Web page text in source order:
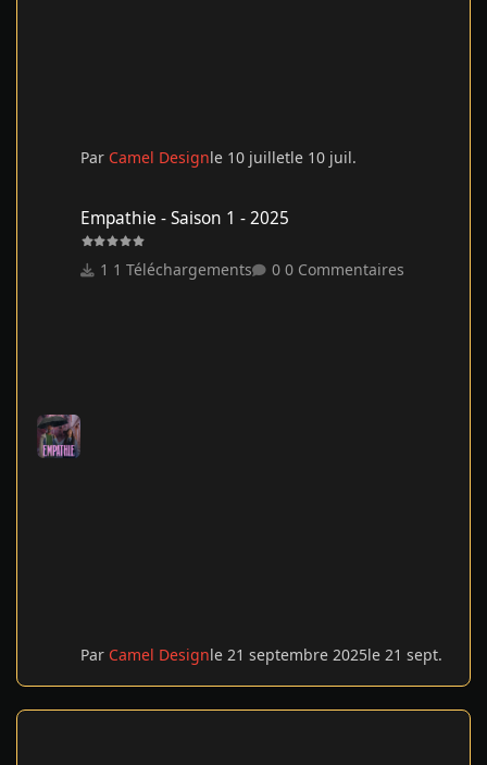
Par Camel Designle 10 juilletle 10 juil.
Empathie - Saison 1 - 2025
1 Téléchargements 0 Commentaires
Par Camel Designle 21 septembre 2025le 21 sept.